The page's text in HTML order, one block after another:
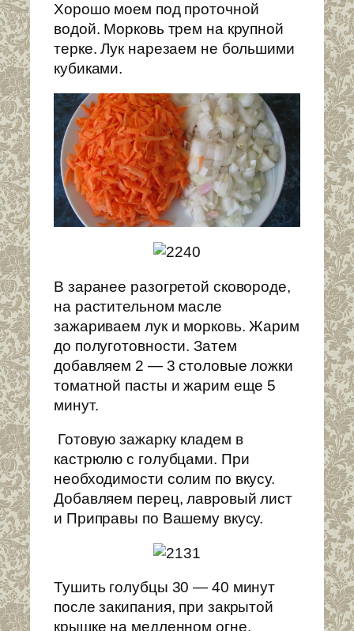
Хорошо моем под проточной
водой. Морковь трем на крупной
терке. Лук нарезаем не большими
кубиками.
В заранее разогретой сковороде,
на растительном масле
зажариваем лук и морковь. Жарим
до полуготовности. Затем
добавляем 2 — 3 столовые ложки
томатной пасты и жарим еще 5
минут.
Готовую зажарку кладем в
кастрюлю с голубцами. При
необходимости солим по вкусу.
Добавляем перец, лавровый лист
и Приправы по Вашему вкусу.
Тушить голубцы 30 — 40 минут
после закипания, при закрытой
крышке на медленном огне.